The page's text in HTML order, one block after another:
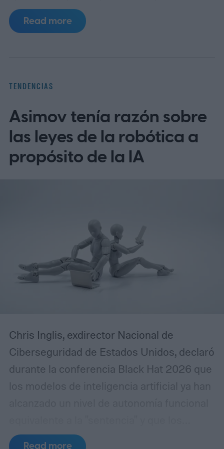
español MyChart (el portal de pacientes
basado en Epic), así como apps populares
Read more
TENDENCIAS
Asimov tenía razón sobre
las leyes de la robótica a
propósito de la IA
Chris Inglis, exdirector Nacional de
Ciberseguridad de Estados Unidos, declaró
durante la conferencia Black Hat 2026 que
los modelos de inteligencia artificial ya han
desarrolladores deben adoptar